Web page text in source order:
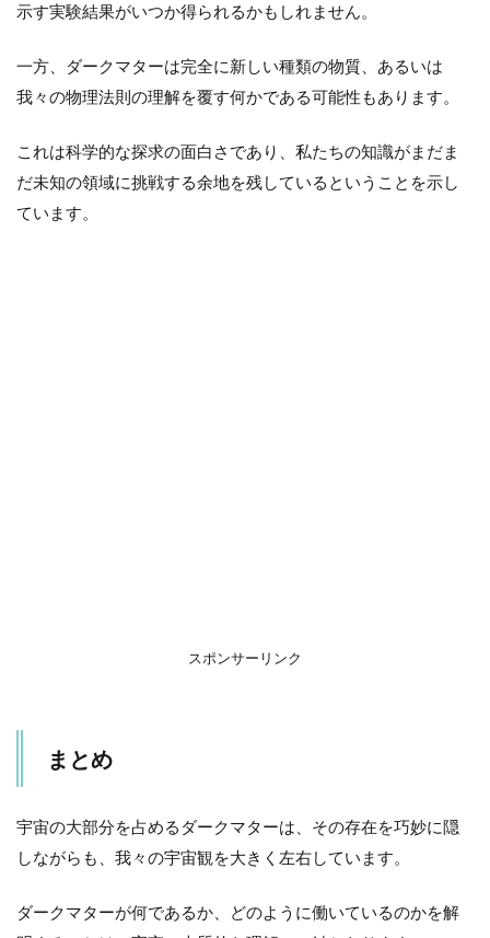
示す実験結果がいつか得られるかもしれません。
一方、ダークマターは完全に新しい種類の物質、あるいは
我々の物理法則の理解を覆す何かである可能性もあります。
これは科学的な探求の面白さであり、私たちの知識がまだま
だ未知の領域に挑戦する余地を残しているということを示し
ています。
スポンサーリンク
まとめ
宇宙の大部分を占めるダークマターは、その存在を巧妙に隠
しながらも、我々の宇宙観を大きく左右しています。
ダークマターが何であるか、どのように働いているのかを解